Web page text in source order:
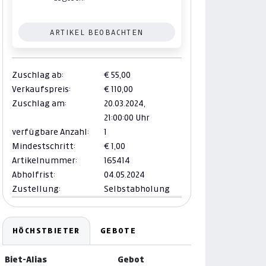
ARTIKEL BEOBACHTEN
Zuschlag ab:
€ 55,00
Verkaufspreis:
€ 110,00
Zuschlag am:
20.03.2024,
21:00:00 Uhr
verfügbare Anzahl:
1
Mindestschritt:
€ 1,00
Artikelnummer:
165414
Abholfrist:
04.05.2024
Zustellung:
Selbstabholung
HÖCHSTBIETER GEBOTE
Biet-Alias Gebot